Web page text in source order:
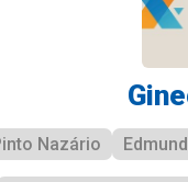
Nazário